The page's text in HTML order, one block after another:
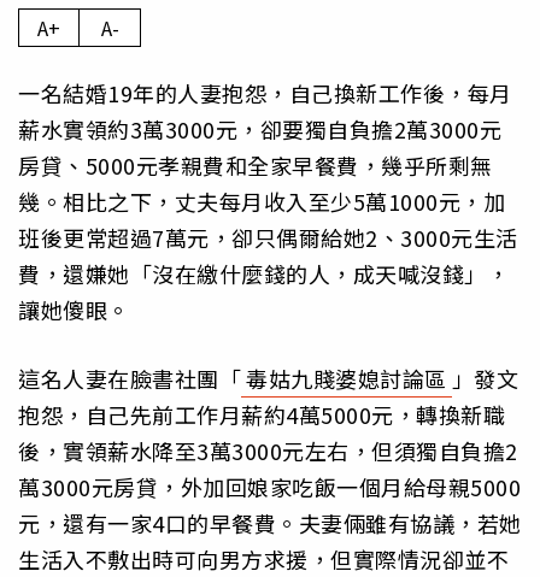
A+ A-
一名結婚19年的人妻抱怨，自己換新工作後，每月
薪水實領約3萬3000元，卻要獨自負擔2萬3000元
房貸、5000元孝親費和全家早餐費，幾乎所剩無
幾。相比之下，丈夫每月收入至少5萬1000元，加
班後更常超過7萬元，卻只偶爾給她2、3000元生活
費，還嫌她「沒在繳什麼錢的人，成天喊沒錢」，
讓她傻眼。
這名人妻在臉書社團「毒姑九賤婆媳討論區 」發文
抱怨，自己先前工作月薪約4萬5000元，轉換新職
後，實領薪水降至3萬3000元左右，但須獨自負擔2
萬3000元房貸，外加回娘家吃飯一個月給母親5000
元，還有一家4口的早餐費。夫妻倆雖有協議，若她
生活入不敷出時可向男方求援，但實際情況卻並不